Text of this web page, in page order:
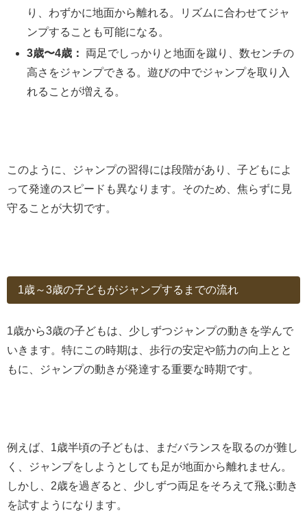
り、わずかに地面から離れる。リズムに合わせてジャ
ンプすることも可能になる。
3歳〜4歳：
両足でしっかりと地面を蹴り、数センチの
高さをジャンプできる。遊びの中でジャンプを取り入
れることが増える。
このように、ジャンプの習得には段階があり、子どもによ
って発達のスピードも異なります。そのため、焦らずに見
守ることが大切です。
1歳～3歳の子どもがジャンプするまでの流れ
1歳から3歳の子どもは、少しずつジャンプの動きを学んで
いきます。特にこの時期は、歩行の安定や筋力の向上とと
もに、ジャンプの動きが発達する重要な時期です。
例えば、1歳半頃の子どもは、まだバランスを取るのが難し
く、ジャンプをしようとしても足が地面から離れません。
しかし、2歳を過ぎると、少しずつ両足をそろえて飛ぶ動き
を試すようになります。